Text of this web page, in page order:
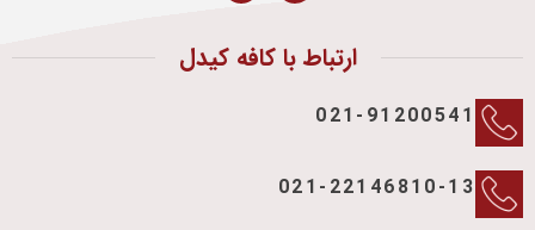
ارتباط با کافه کیدل
021-91200541
021-22146810-13